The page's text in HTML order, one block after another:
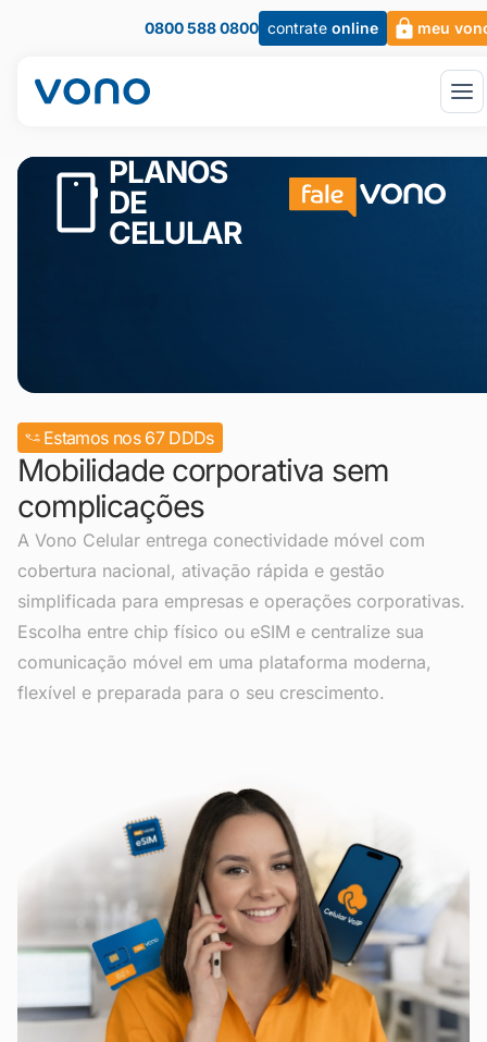
0800 588 0800 contrate online meu
PLANOS
DE
CELULAR
Estamos nos 67 DDDs
Mobilidade corporativa sem
complicações
A Vono Celular entrega conectividade móvel com
cobertura nacional, ativação rápida e gestão
simplificada para empresas e operações corporativas.
Escolha entre chip físico ou eSIM e centralize sua
comunicação móvel em uma plataforma moderna,
flexível e preparada para o seu crescimento.